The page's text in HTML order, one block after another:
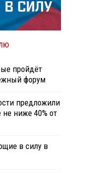
пройдёт
форум
предложили
не ниже 40% от
в силу в